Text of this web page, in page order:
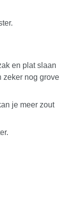
en plat slaan
zeker nog grove
je meer zout